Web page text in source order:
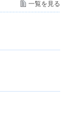
一覧を見る